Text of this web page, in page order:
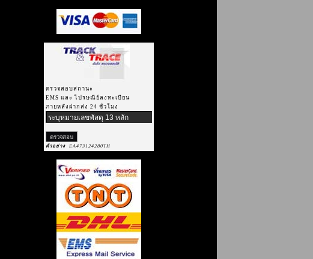
ตรวจสอบสถานะ
EMS และ ไปรษณีย์ลงทะเบียน
ภายหลังฝากส่ง 24 ชั่วโมง
ตัวอย่างEA473124280TH